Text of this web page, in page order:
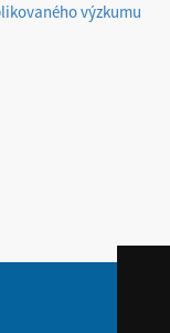
výzkumu